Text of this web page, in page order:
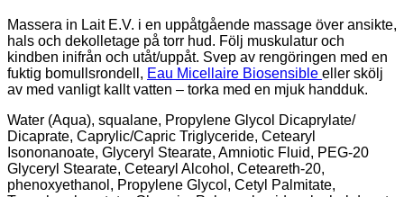
Massera in Lait E.V. i en uppåtgående massage över ansikte,
hals och dekolletage på torr hud. Följ muskulatur och
kindben inifrån och utåt/uppåt. Svep av rengöringen med en
fuktig bomullsrondell, Eau Micellaire Biosensible eller skölj
av med vanligt kallt vatten – torka med en mjuk handduk.
Water (Aqua), squalane, Propylene Glycol Dicaprylate/
Dicaprate, Caprylic/Capric Triglyceride, Cetearyl
Isononanoate, Glyceryl Stearate, Amniotic Fluid, PEG-20
Glyceryl Stearate, Cetearyl Alcohol, Ceteareth-20,
phenoxyethanol, Propylene Glycol, Cetyl Palmitate,